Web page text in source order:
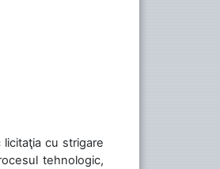
licitaţia cu strigare
tehnologic,